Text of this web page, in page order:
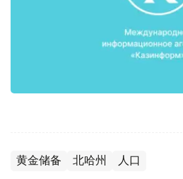
黄金储备 北哈州 人口